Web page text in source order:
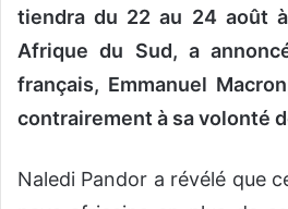
tiendra du 22 au 24 août
Afrique du Sud, a
français, Emmanuel
contrairement à sa volonté
Naledi Pandor a révélé que